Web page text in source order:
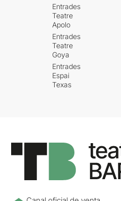
Entrades
Teatre
Apolo
Entrades
Teatre
Goya
Entrades
Espai
Texas